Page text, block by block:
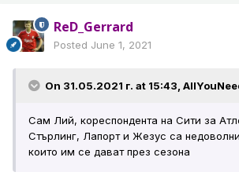
ReD_Gerrard
Posted June 1, 2021
On 31.05.2021 г. at 15:43,
Сам Лий, кореспондента на Сити за
Стърлинг, Лапорт и Жезус са
които им се дават през сезона